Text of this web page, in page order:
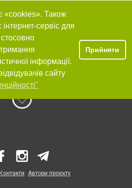
«cookies». Також
сервіс для
інформації.
сайту
Прийняти
Контакти Автори проєкту